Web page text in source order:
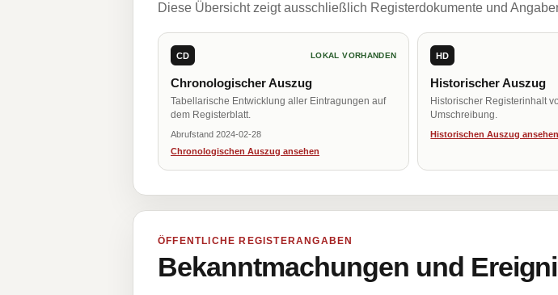
Diese Übersicht zeigt ausschließlich Registerdokumente und
CD LOKAL VORHANDEN
Chronologischer Auszug
Tabellarische Entwicklung aller Eintragungen auf
dem Registerblatt.
Abrufstand 2024-02-28
Chronologischen Auszug ansehen
HD
Historischer Auszug
Historischer Registerinhalt
Umschreibung.
Historischen Auszug ansehen
ÖFFENTLICHE REGISTERANGABEN
Bekanntmachungen und